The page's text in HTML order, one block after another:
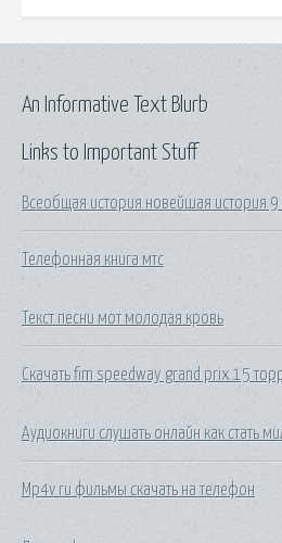
Links to Important Stuff
Всеобщая история новейшая история 9
Телефонная книга мтс
Текст песни мот молодая кровь
Скачать fim speedway grand prix 15
Аудиокниги слушать онлайн как стать
Mp4v ru фильмы скачать на телефон
An Informative Text Blurb